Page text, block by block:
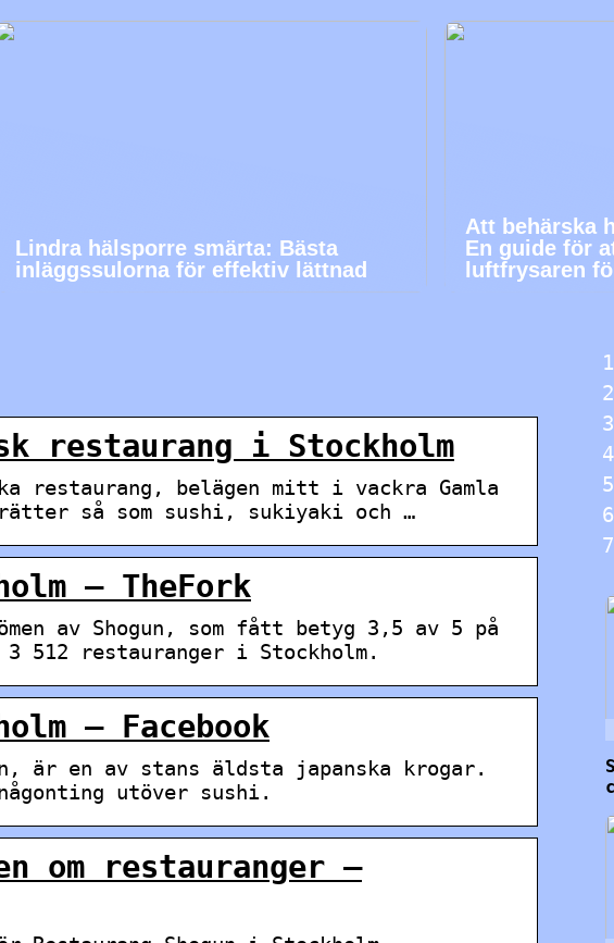
Lindra hälsporre smärta: Bästa
inläggssulorna för effektiv lättnad
Att behärska
En guide för
luftfrysaren
restaurang i Stockholm
restaurang, belägen mitt i vackra Gamla
så som sushi, sukiyaki och …
– TheFork
av Shogun, som fått betyg 3,5 av 5 på
3 512 restauranger i Stockholm.
– Facebook
är en av stans äldsta japanska krogar.
utöver sushi.
om restauranger –